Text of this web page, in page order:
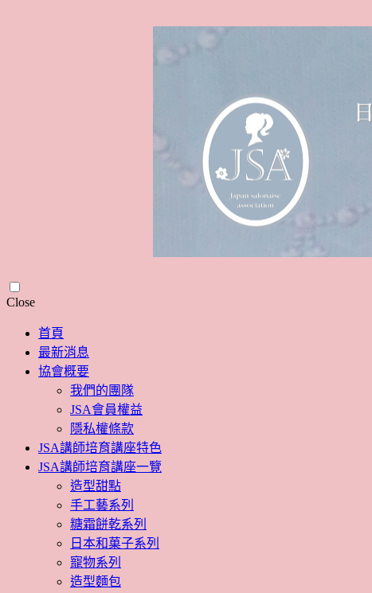
CloseSkip
content
首頁
最新消息
協會概要
我們的團隊
JSA會員權益
隱私權條款
JSA講師培育講座特色
JSA講師培育講座一覽
造型甜點
手工藝系列
糖霜餅乾系列
日本和菓子系列
寵物系列
造型麵包